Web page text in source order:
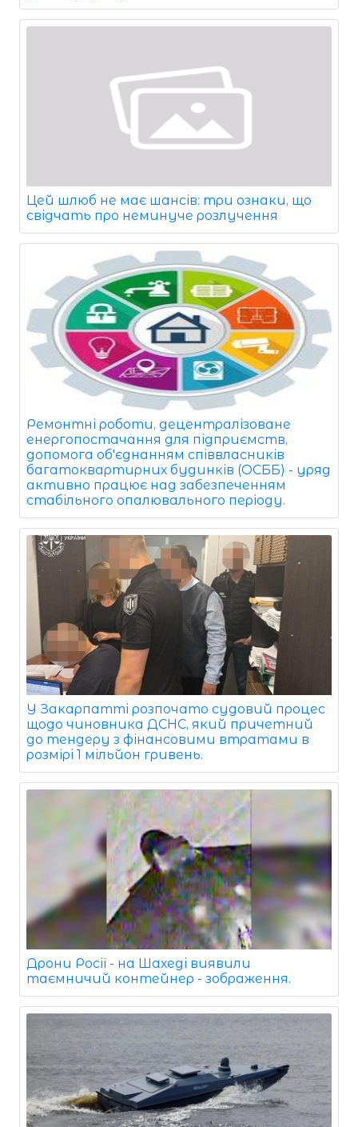
Цей шлюб не має шансів: три ознаки, що
свідчать про неминуче розлучення
Ремонтні роботи, децентралізоване
енергопостачання для підприємств,
допомога об'єднанням співвласників
багатоквартирних будинків (ОСББ) - уряд
активно працює над забезпеченням
стабільного опалювального періоду.
У Закарпатті розпочато судовий процес
щодо чиновника ДСНС, який причетний
до тендеру з фінансовими втратами в
розмірі 1 мільйон гривень.
Дрони Росії - на Шахеді виявили
таємничий контейнер - зображення.